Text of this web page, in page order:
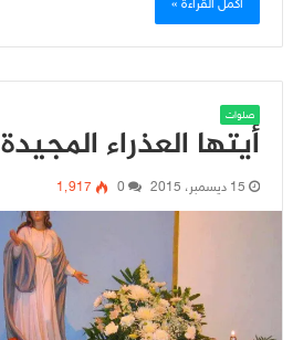
أكمل القراءة »
صلوات
أيتها العذراء المجيدة
15 ديسمبر، 2015 0 1٬917